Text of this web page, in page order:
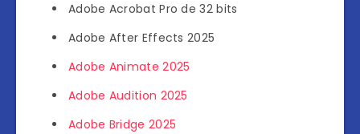
Adobe Acrobat Pro de 32 bits
Adobe After Effects 2025
Adobe Animate 2025
Adobe Audition 2025
Adobe Bridge 2025